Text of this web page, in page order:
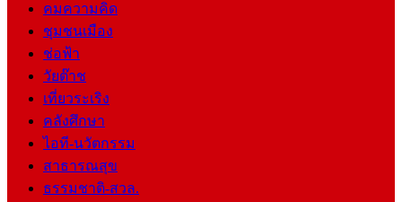
คมความคิด
ชุมชนเมือง
ช่อฟ้า
วัยต๊าช
เที่ยวระเริง
คลังศึกษา
ไอที-นวัตกรรม
สาธารณสุข
ธรรมชาติ-สวล.